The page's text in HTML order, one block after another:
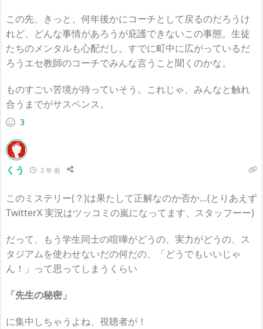
この先、きっと、何年後かにコーチとして戻るのだろうけ
れど、どんな事情があろうが庇護できないこの事態。生徒
たちのメンタルも心配だし。すでに町中に広がっているだ
ろうエセ教師のコーチでみんな言うこと聞くのかな。
ものすごい苦境が待っていそう。これじゃ、みんなと触れ
合うまでがサスペンス。
3
くう 2 年 前
このミステリー(？)は果たして正解なのか否か…(とりあえず
TwitterX 実況はツッコミの嵐になってます、スタッフーー)
だって、もう学生同士の喧嘩がどうの、実力がどうの、ス
タジアムを使わせないだの何だの、「どうでもいいじゃ
ん！」って思ってしまうくらい
「先生の秘密」
に集中しちゃうよね、視聴者が！